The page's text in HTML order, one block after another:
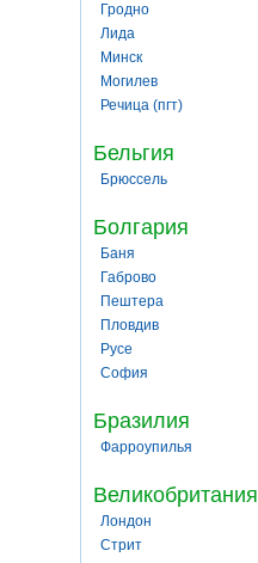
Гродно
Лида
Минск
Могилев
Речица (пгт)
Бельгия
Брюссель
Болгария
Баня
Габрово
Пештера
Пловдив
Русе
София
Бразилия
Фарроупилья
Великобритания
Лондон
Стрит